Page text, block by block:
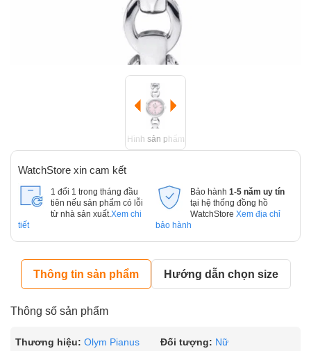
Hình sản phẩm
WatchStore xin cam kết
1 đổi 1 trong tháng đầu
tiên nếu sản phẩm có lỗi
từ nhà sản xuất. Xem chi
tiết
Bảo hành 1-5 năm uy tín
tại hệ thống đồng hồ
WatchStore Xem địa chỉ
bảo hành
Thông tin sản phẩm Hướng dẫn chọn size
Thông số sản phẩm
Thương hiệu: Olym Pianus Đối tượng: Nữ